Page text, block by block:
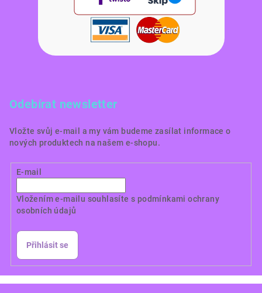
Odebírat newsletter
Vložte svůj e-mail a my vám budeme zasílat informace o
nových produktech na našem e-shopu.
E-mail
Vložením e-mailu souhlasíte s podmínkami ochrany
osobních údajů
Přihlásit se